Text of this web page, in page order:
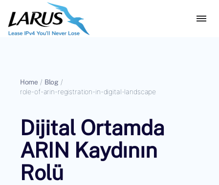
Home / Blog /
role-of-arin-registration-in-digital-landscape
Dijital Ortamda
ARIN Kaydının
Rolü